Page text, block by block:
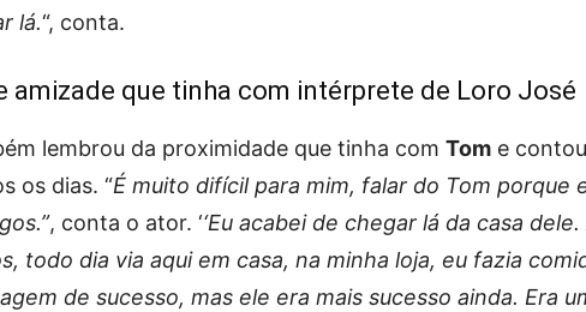
lá.“, conta.
amizade que tinha com intérprete de Loro José
lembrou da proximidade que tinha com Tom e contou
os dias. “É muito difícil para mim, falar do Tom porque
, conta o ator. ‘‘Eu acabei de chegar lá da casa dele.
todo dia via aqui em casa, na minha loja, eu fazia
de sucesso, mas ele era mais sucesso ainda. Era